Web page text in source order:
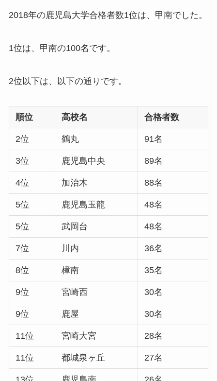
2018年の鹿児島大学合格者数1位は、甲南でした。
1位は、甲南の100名です。
2位以下は、以下の通りです。
順位 高校名 合格者数
2位 鶴丸 91名
3位 鹿児島中央 89名
4位 加治木 88名
5位 鹿児島玉龍 48名
5位 武岡台 48名
7位 川内 36名
8位 樟南 35名
9位 宮崎西 30名
9位 鹿屋 30名
11位 宮崎大宮 28名
11位 都城泉ヶ丘 27名